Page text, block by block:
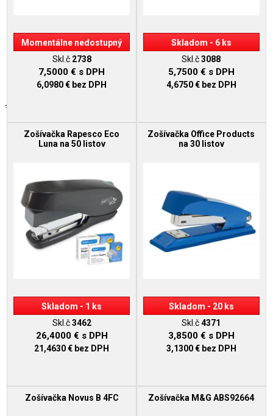
Momentálne nedostupný
Skl.č 2738
7,5000 € s DPH
6,0980 € bez DPH
Skladom - 6 ks
Skl.č3088
5,7500 € s DPH
4,6750 € bez DPH
Zošívačka Rapesco Eco
Luna na 50 listov
Skladom - 1 ks
Skl.č3462
26,4000 € s DPH
21,4630 € bez DPH
Zošívačka Office Products
na 30 listov
Skladom - 20 ks
Skl.č4371
3,8500 € s DPH
3,1300 € bez DPH
Zošívačka Novus B 4FC Zošívačka M&G ABS92664